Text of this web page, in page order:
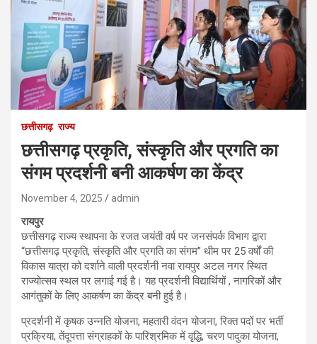
छत्तीसगढ़ राज्य
छत्तीसगढ़ प्रकृति, संस्कृति और प्रगति का
संगम प्रदर्शनी बनी आकर्षण का केंद्र
November 4, 2025 admin
रायपुर
छत्तीसगढ़ राज्य स्थापना के रजत जयंती वर्ष पर जनसंपर्क विभाग द्वारा
“छत्तीसगढ़ प्रकृति, संस्कृति और प्रगति का संगम” थीम पर 25 वर्षों की
विकास यात्रा को दर्शाने वाली प्रदर्शनी नवा रायपुर अटल नगर स्थित
राज्योत्सव स्थल पर लगाई गई है। यह प्रदर्शनी विद्यार्थियों , नागरिकों और
आगंतुकों के लिए आकर्षण का केंद्र बनी हुई है।
प्रदर्शनी में कृषक उन्नति योजना, महतारी वंदन योजना, रिक्त पदों पर भर्ती
प्रक्रिया, तेंदूपत्ता संग्राहकों के पारिश्रमिक में वृद्धि, चरण पादुका योजना,